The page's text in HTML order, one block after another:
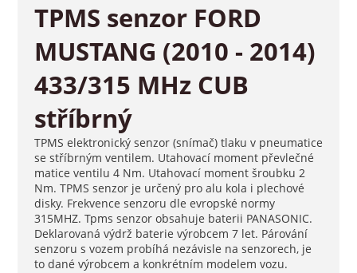
TPMS senzor FORD
MUSTANG (2010 - 2014)
433/315 MHz CUB
stříbrný
TPMS elektronický senzor (snímač) tlaku v pneumatice
se stříbrným ventilem. Utahovací moment převlečné
matice ventilu 4 Nm. Utahovací moment šroubku 2
Nm. TPMS senzor je určený pro alu kola i plechové
disky. Frekvence senzoru dle evropské normy
315MHZ. Tpms senzor obsahuje baterii PANASONIC.
Deklarovaná výdrž baterie výrobcem 7 let. Párování
senzoru s vozem probíhá nezávisle na senzorech, je
to dané výrobcem a konkrétním modelem vozu.